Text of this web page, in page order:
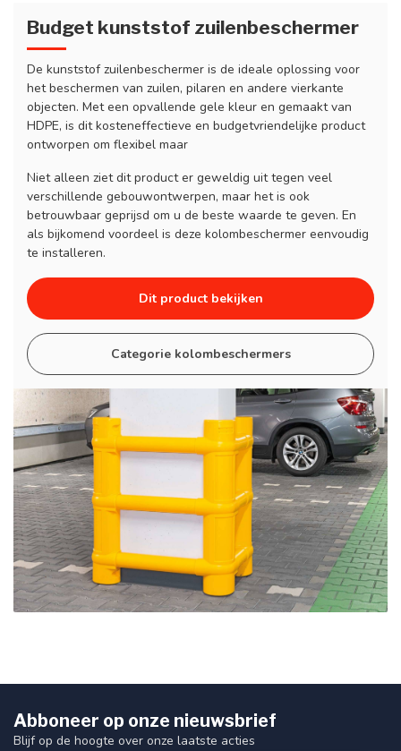
Budget kunststof zuilenbeschermer
De kunststof zuilenbeschermer is de ideale oplossing voor
het beschermen van zuilen, pilaren en andere vierkante
objecten. Met een opvallende gele kleur en gemaakt van
HDPE, is dit kosteneffectieve en budgetvriendelijke product
ontworpen om flexibel maar
Niet alleen ziet dit product er geweldig uit tegen veel
verschillende gebouwontwerpen, maar het is ook
betrouwbaar geprijsd om u de beste waarde te geven. En
als bijkomend voordeel is deze kolombeschermer eenvoudig
te installeren.
Dit product bekijken
Categorie kolombeschermers
Abboneer op onze nieuwsbrief
Blijf op de hoogte over onze laatste acties